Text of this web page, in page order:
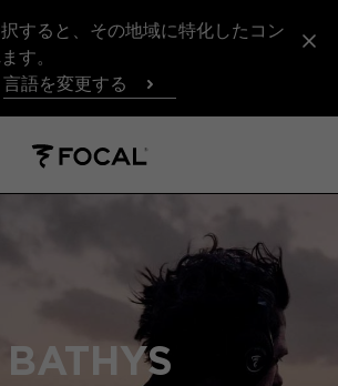
すると、その地域に特化したコン
す。
言語を変更する
BATHYS